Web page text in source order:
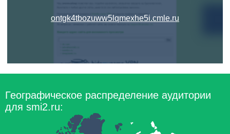
ontgk4tbozuww5lqmexhe5i.cmle.ru
Географическое распределение аудитории
для smi2.ru: